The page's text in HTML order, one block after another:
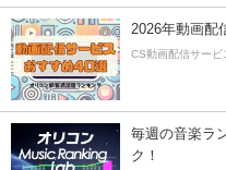
2026年動画配
CS動画配信サービ
毎週の音楽ラ
ク！